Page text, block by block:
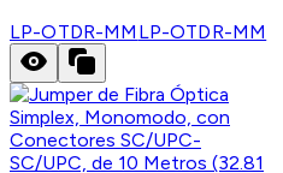
LP-OTDR-MM LP-OTDR-MM